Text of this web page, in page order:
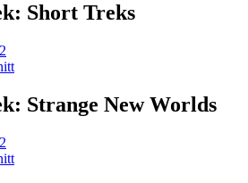
Short Treks
2
Strange New Worlds
2